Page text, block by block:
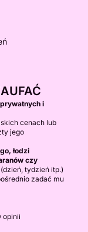
i
cenach lub
jego
łodzi
czy
tydzień itp.)
zadać mu
opinii